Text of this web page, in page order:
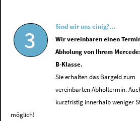
3
Sind wir uns einig?...
Wir vereinbaren einen
Abholung von Ihrem
B-Klasse.
Sie erhalten das Bargeld zum
vereinbarten Abholtermin.
kurzfristig innerhalb weniger
möglich!